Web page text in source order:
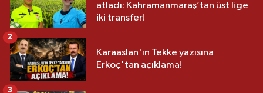
atladı: Kahramanmaraş’tan üst lige
iki transfer!
Karaaslan'ın Tekke yazısına
Erkoç'tan açıklama!
2
3